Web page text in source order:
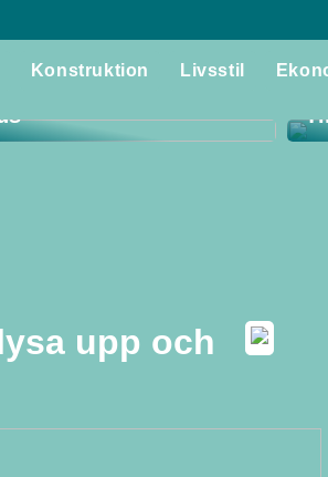
Konstruktion Livsstil
världen av flaggor
upp och